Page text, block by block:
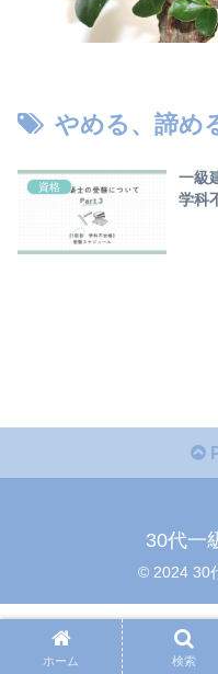
やめる、諦め
資格
一級
学科
30代一
© 2024 30
ホーム 検索